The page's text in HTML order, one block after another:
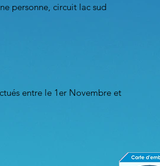
personne, circuit lac sud
entre le 1er Novembre et